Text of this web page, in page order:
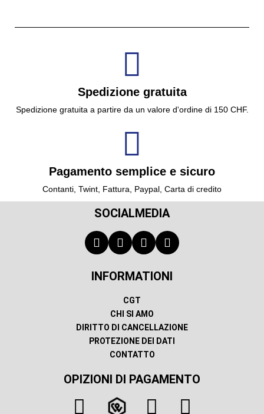
Spedizione gratuita
Spedizione gratuita a partire da un valore d'ordine di 150 CHF.
Pagamento semplice e sicuro
Contanti, Twint, Fattura, Paypal, Carta di credito
SOCIALMEDIA
INFORMATIONI
CGT
CHI SI AMO
DIRITTO DI CANCELLAZIONE
PROTEZIONE DEI DATI
CONTATTO
OPIZIONI DI PAGAMENTO